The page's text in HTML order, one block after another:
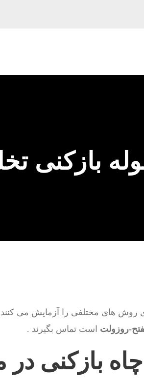
بازکنی
روش های مختلفی را آزمایش می کنند
روزولت است تماس بگیرند .
بازکنی